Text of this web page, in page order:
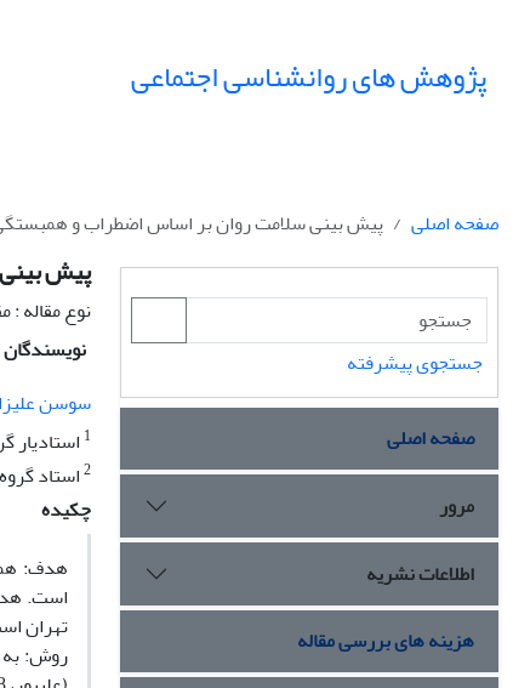
پژوهش های روانشناسی اجتماعی
صفحه اصلی پیش‏ بینی سلامت روان بر اساس اضطراب و همبستگی
پیش‏
نوع مقاله :
نویسندگان
سوسن
1 استادیار
2استاد
چکیده
هدف:
است.
تهران
جستجوی پیشرفته
صفحه اصلی
مرور
اطلاعات نشریه
هزینه های بررسی مقاله